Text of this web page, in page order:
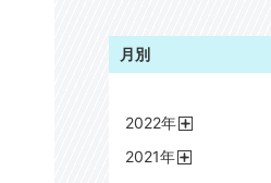
月別
2022年
2021年